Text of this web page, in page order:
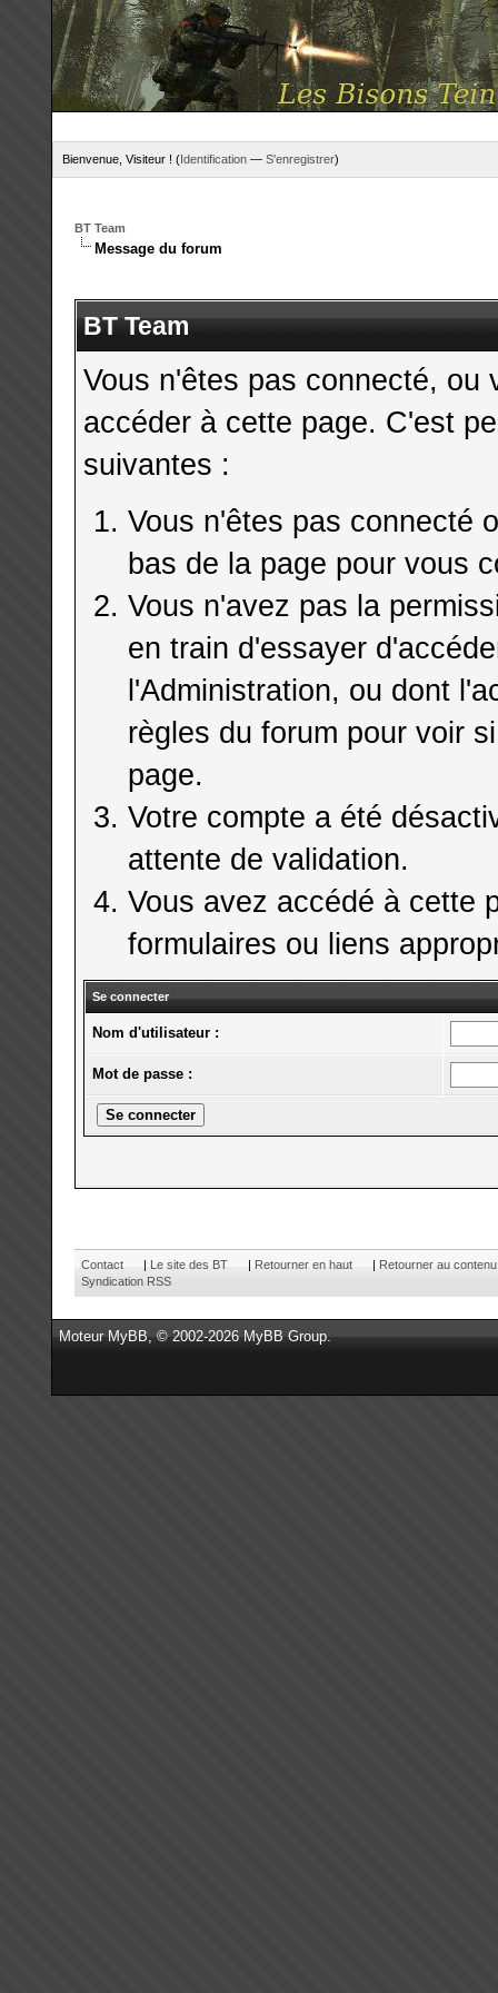
Bienvenue, Visiteur ! (Identification— S'enregistrer)
BT Team
Message du forum
BT Team
Vous n'êtes pas connecté, ou
accéder à cette page. C'est
suivantes :
Vous n'êtes pas connecté
bas de la page pour vous
Vous n'avez pas la
en train d'essayer
l'Administration, ou dont
règles du forum pour voir
page.
Votre compte a été
attente de validation.
Vous avez accédé à cette
formulaires ou liens
Se connecter
Nom d'utilisateur :
Mot de passe :
Contact | Le site des BT | Retourner en haut | Retourner au contenu
Syndication RSS
MoteurMyBB, © 2002-2026MyBB Group.